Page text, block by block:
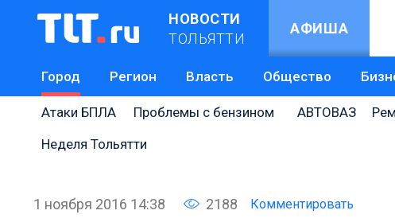
НОВОСТИ
ТОЛЬЯТТИ
АФИША
Город Регион Власть Общество
Атаки БПЛА Проблемы с бензином АВТОВАЗ
Неделя Тольятти
1 ноября 2016 14:38 2188 Комментировать